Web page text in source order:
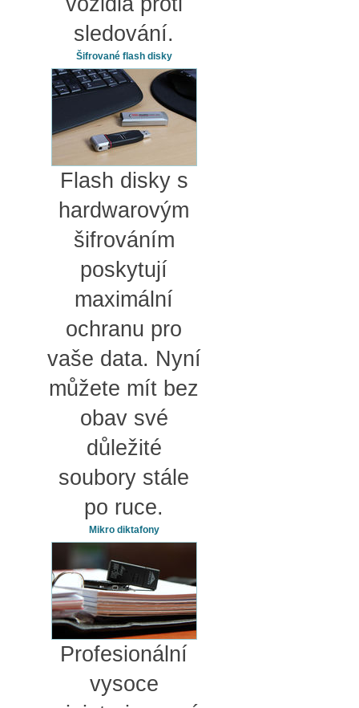
sledování.
Šifrované flash disky
Flash disky s
hardwarovým
šifrováním
poskytují
maximální
ochranu pro
vaše data. Nyní
můžete mít bez
obav své
důležité
soubory stále
po ruce.
Mikro diktafony
Profesionální
vysoce